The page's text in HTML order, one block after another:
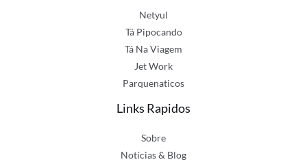
Netyul
Tá Pipocando
Tá Na Viagem
Jet Work
Parquenaticos
Links Rapidos
Sobre
Notícias & Blog